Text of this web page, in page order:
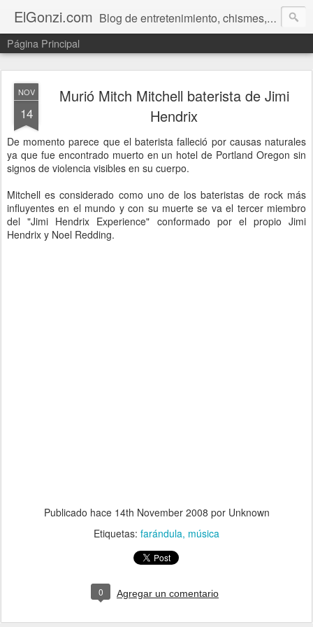
ElGonzi.com Blog de entretenimiento, chismes, humor, farándula, curiosidades, ovnis, noticias calientes, fotos, videos, paranormal y ¡más!
Página Principal
NOV
14
Murió Mitch Mitchell baterista de Jimi
Hendrix
De momento parece que el baterista falleció por causas naturales
ya que fue encontrado muerto en un hotel de Portland Oregon sin
signos de violencia visibles en su cuerpo.
Mitchell es considerado como uno de los bateristas de rock más
influyentes en el mundo y con su muerte se va el tercer miembro
del "Jimi Hendrix Experience" conformado por el propio Jimi
Hendrix y Noel Redding.
Publicado hace 14th November 2008 por Unknown
Etiquetas: farándula música
0 Agregar un comentario